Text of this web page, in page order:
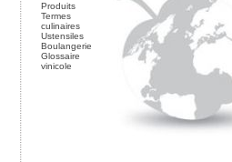
Produits
Termes
culinaires
Ustensiles
Boulangerie
Glossaire
vinicole